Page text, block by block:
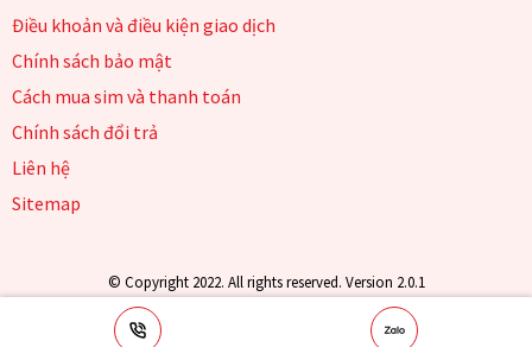
Điều khoản và điều kiện giao dịch
Chính sách bảo mật
Cách mua sim và thanh toán
Chính sách đổi trả
Liên hệ
Sitemap
© Copyright 2022. All rights reserved. Version 2.0.1